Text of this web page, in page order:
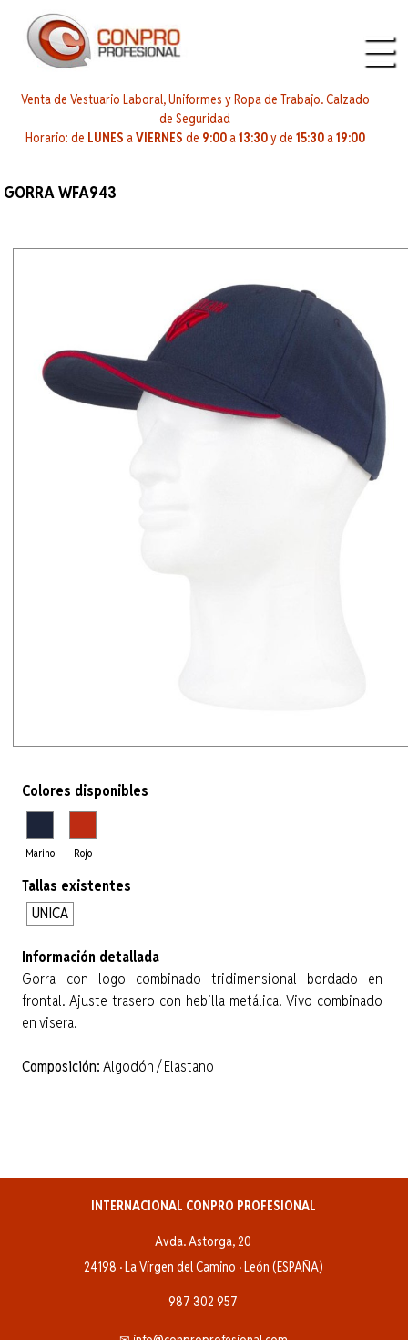
Venta de Vestuario Laboral, Uniformes y Ropa de Trabajo. Calzado
de Seguridad
Horario: de LUNES aVIERNES de 9:00a13:30y de 15:30a19:00
GORRA WFA943
Colores disponibles
Marino Rojo
Tallas existentes
UNICA
Información detallada
Gorra con logo combinado tridimensional bordado en
frontal. Ajuste trasero con hebilla metálica. Vivo combinado
en visera.
Composición:Algodón / Elastano
INTERNACIONAL CONPRO PROFESIONAL
Avda. Astorga, 20
24198 · La Vírgen del Camino · León (ESPAÑA)
987 302 957